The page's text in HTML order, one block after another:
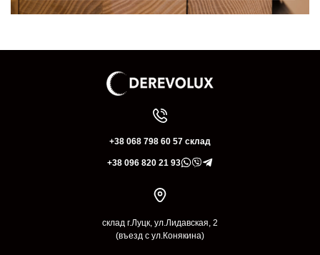
+38 068 798 60 57 склад
+38 096 820 21 93
склад г.Луцк, ул.Лидавская, 2
(въезд с ул.Конякина)